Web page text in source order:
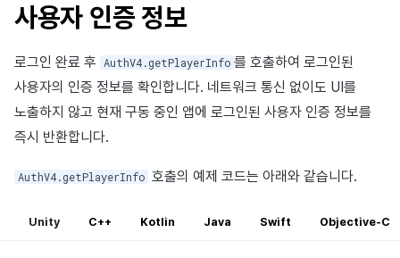
사용자 인증 정보
로그인 완료 후 AuthV4.getPlayerInfo 를 호출하여 로그인된
사용자의 인증 정보를 확인합니다. 네트워크 통신 없이도 UI를
노출하지 않고 현재 구동 중인 앱에 로그인된 사용자 인증 정보를
즉시 반환합니다.
AuthV4.getPlayerInfo 호출의 예제 코드는 아래와 같습니다.
Unity C++ Kotlin Java Swift Objective-C